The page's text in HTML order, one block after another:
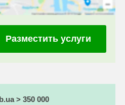
Разместить услуги
> 350 000